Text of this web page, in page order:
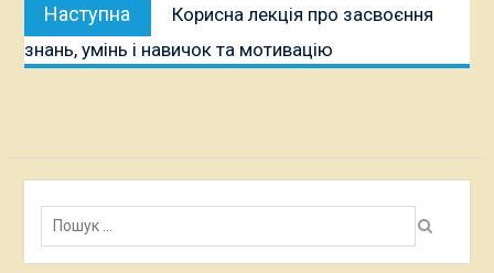
Наступна
публікація:
Корисна лекція про засвоєння
знань, умінь і навичок та мотивацію
Пошук: